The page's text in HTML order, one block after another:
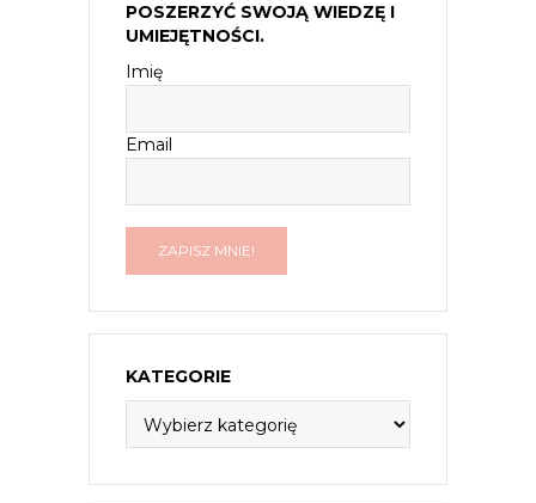
POSZERZYĆ SWOJĄ WIEDZĘ I
UMIEJĘTNOŚCI.
Imię
Email
KATEGORIE